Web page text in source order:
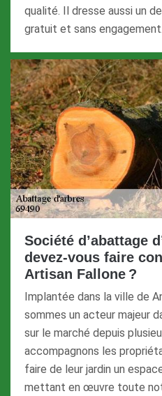
qualité. Il dresse aussi un
gratuit et sans engagement.
Société d’abattage
devez-vous faire
Artisan Fallone ?
Implantée dans la ville de
sommes un acteur majeur
sur le marché depuis
accompagnons les
faire de leur jardin un
mettant en œuvre toute